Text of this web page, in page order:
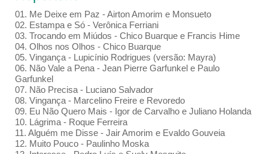
01. Me Deixe em Paz - Airton Amorim e Monsueto
02. Estampa e Só - Verônica Ferriani
03. Trocando em Miúdos - Chico Buarque e Francis Hime
04. Olhos nos Olhos - Chico Buarque
05. Vingança - Lupicínio Rodrigues (versão: Mayra)
06. Não Vale a Pena - Jean Pierre Garfunkel e Paulo
Garfunkel
07. Não Precisa - Luciano Salvador
08. Vingança - Marcelino Freire e Revoredo
09. Eu Não Quero Mais - Igor de Carvalho e Juliano Holanda
10. Lágrima - Roque Ferreira
11. Alguém me Disse - Jair Amorim e Evaldo Gouveia
12. Muito Pouco - Paulinho Moska